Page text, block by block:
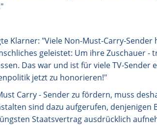
Klarner: "Viele Non-Must-Carry-
geleistet: Um ihre Zuschauer
Das war und ist für viele TV-
jetzt zu honorieren!"
Carry - Sender zu fördern, muss
sind dazu aufgerufen, denjenigen
Staatsvertrag ausdrücklich